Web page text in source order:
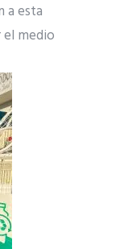
a esta
el medio